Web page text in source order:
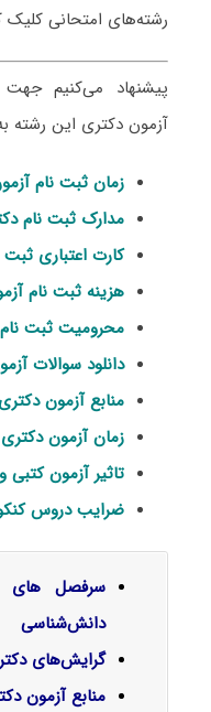
رشته‌های امتحانی کلیک
پیشنهاد می‌کنیم
آزمون دکتری این رشته
زمان ثبت نام آزمون
مدارک ثبت نام دکتری
کارت اعتباری ثبت
هزینه ثبت نام
محرومیت ثبت
دانلود سوالات
منابع آزمون دکتری
زمان آزمون دکتری ۱۴۰۶
تاثیر آزمون
ضرایب دروس
سرفصل‌ های
دانش‌شناسی
گرایش‌های
منابع آزمون